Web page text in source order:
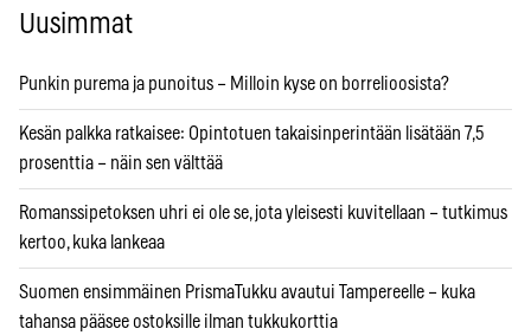
Uusimmat
Punkin purema ja punoitus – Milloin kyse on borrelioosista?
Kesän palkka ratkaisee: Opintotuen takaisinperintään lisätään 7,5
prosenttia – näin sen välttää
Romanssipetoksen uhri ei ole se, jota yleisesti kuvitellaan – tutkimus
kertoo, kuka lankeaa
Suomen ensimmäinen PrismaTukku avautui Tampereelle – kuka
tahansa pääsee ostoksille ilman tukkukorttia